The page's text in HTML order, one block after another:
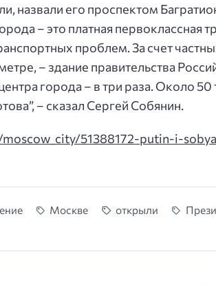
назвали его проспектом
– это платная
проблем. За счет
– здание правительства
города – в три раза. Около
– сказал Сергей Собянин.
51388172-putin-i-
Москве открыли